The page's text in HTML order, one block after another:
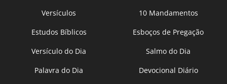
Versículos
10 Mandamentos
Estudos Bíblicos
Esboços de Pregação
Versículo do Dia
Salmo do Dia
Palavra do Dia
Devocional Diário